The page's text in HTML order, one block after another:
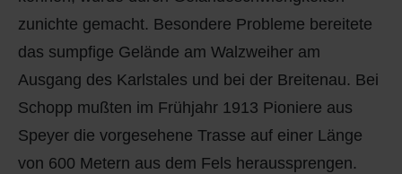
zunichte gemacht. Besondere Probleme bereitete
das sumpfige Gelände am Walzweiher am
Ausgang des Karlstales und bei der Breitenau. Bei
Schopp mußten im Frühjahr 1913 Pioniere aus
Speyer die vorgesehene Trasse auf einer Länge
von 600 Metern aus dem Fels heraussprengen.